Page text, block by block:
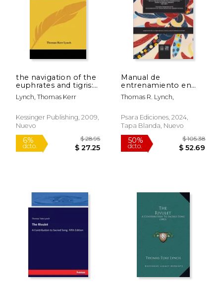
6% 15%
dcto.
the navigation of the
euphrates and tigris:
and the political
rights of england
Inglés)
Lynch, Thomas Kerr
Kessinger Publishing, 2009,
Nuevo
Manual de
entrenamiento en
habilidades de la
Terapia Dialéctica
radicalmente abierta
(RO DBT)
Thomas R. Lynch,
Psara Ediciones, 2024,
Tapa Blanda, Nuevo